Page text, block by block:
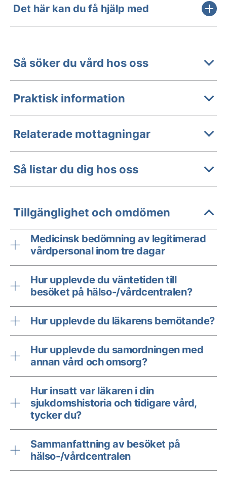
Det här kan du få hjälp med
Så söker du vård hos oss
Praktisk information
Relaterade mottagningar
Så listar du dig hos oss
Tillgänglighet och omdömen
Medicinsk bedömning av legitimerad
vårdpersonal inom tre dagar
Hur upplevde du väntetiden till
besöket på hälso-/vårdcentralen?
Hur upplevde du läkarens bemötande?
Hur upplevde du samordningen med
annan vård och omsorg?
Hur insatt var läkaren i din
sjukdomshistoria och tidigare vård,
tycker du?
Sammanfattning av besöket på
hälso-/vårdcentralen